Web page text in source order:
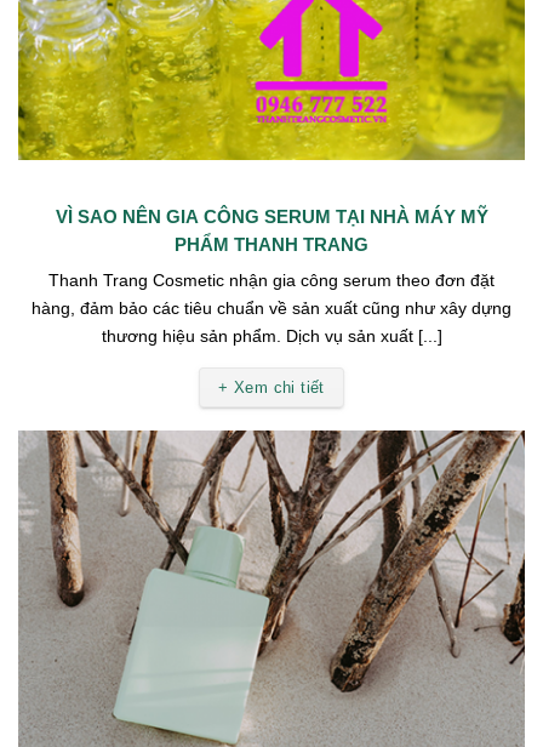
VÌ SAO NÊN GIA CÔNG SERUM TẠI NHÀ MÁY MỸ
PHẨM THANH TRANG
Thanh Trang Cosmetic nhận gia công serum theo đơn đặt
hàng, đảm bảo các tiêu chuẩn về sản xuất cũng như xây dựng
thương hiệu sản phẩm. Dịch vụ sản xuất [...]
+ Xem chi tiết